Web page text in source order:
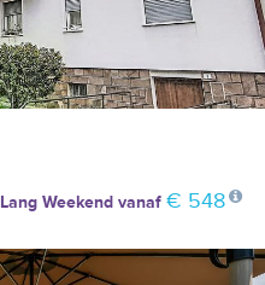
Lang Weekendvanaf € 548